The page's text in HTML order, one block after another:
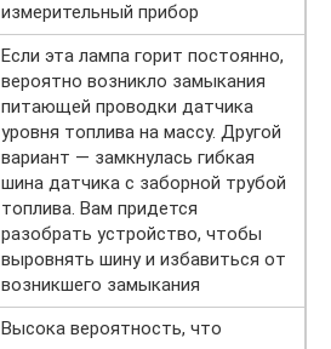
измерительный прибор
Если эта лампа горит постоянно,
вероятно возникло замыкания
питающей проводки датчика
уровня топлива на массу. Другой
вариант — замкнулась гибкая
шина датчика с заборной трубой
топлива. Вам придется
разобрать устройство, чтобы
выровнять шину и избавиться от
возникшего замыкания
Высока вероятность, что